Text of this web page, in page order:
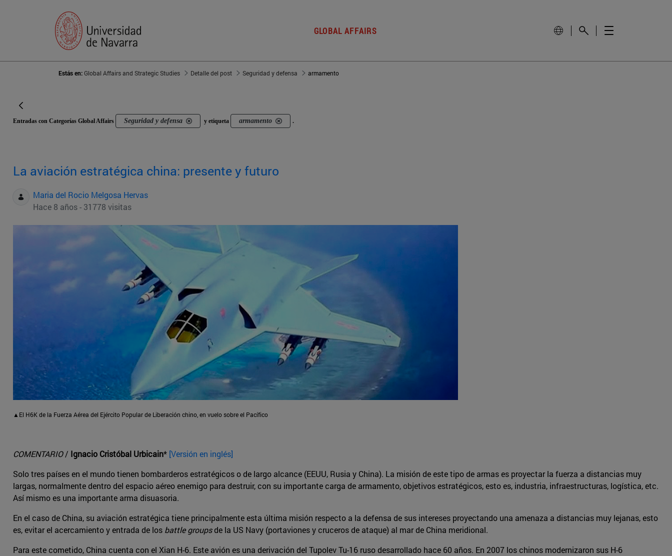
GLOBAL AFFAIRS
Estás en:Global Affairs and Strategic Studies Detalle del post Seguridad y defensa armamento
Entradas con Categorías Global Affairs Seguridad y defensa y etiqueta armamento .
La aviación estratégica china: presente y futuro
Maria del Rocio Melgosa Hervas
Hace 8 años - 31778 visitas
▲El H6K de la Fuerza Aérea del Ejército Popular de Liberación chino, en vuelo sobre el Pacífico
COMENTARIO/ Ignacio Cristóbal Urbicain* [Versión en inglés]
Solo tres países en el mundo tienen bombarderos estratégicos o de largo alcance (EEUU, Rusia y China). La misión de este tipo de armas es proyectar la fuerza a distancias muy
largas, normalmente dentro del espacio aéreo enemigo para destruir, con su importante carga de armamento, objetivos estratégicos, esto es, industria, infraestructuras, logística, etc.
Así mismo es una importante arma disuasoria.
En el caso de China, su aviación estratégica tiene principalmente esta última misión respecto a la defensa de sus intereses proyectando una amenaza a distancias muy lejanas, esto
es, evitar el acercamiento y entrada de los battle groupsde la US Navy (portaviones y cruceros de ataque) al mar de China meridional.
Para este cometido, China cuenta con el Xian H-6. Este avión es una derivación del Tupolev Tu-16 ruso desarrollado hace 60 años. En 2007 los chinos modernizaron sus H-6